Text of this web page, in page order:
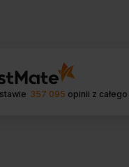
357 095 opinii z